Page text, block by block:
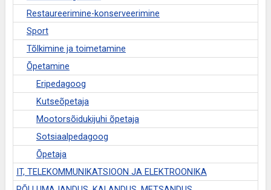
Restaureerimine-konserveerimine
Sport
Tõlkimine ja toimetamine
Õpetamine
Eripedagoog
Kutseõpetaja
Mootorsõidukijuhi õpetaja
Sotsiaalpedagoog
Õpetaja
IT, TELEKOMMUNIKATSIOON JA ELEKTROONIKA